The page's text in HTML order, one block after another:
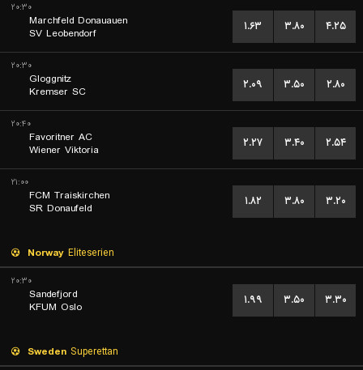
۲۰:۳۰
Marchfeld Donauauen
SV Leobendorf
۱.۶۳ ۳.۸۰ ۴.۲۵
۲۰:۳۰
Gloggnitz
Kremser SC
۲.۰۹ ۳.۵۰ ۲.۸۰
۲۰:۴۰
Favoritner AC
Wiener Viktoria
۲.۲۷ ۳.۴۰ ۲.۵۴
۲۱:۰۰
FCM Traiskirchen
SR Donaufeld
۱.۸۲ ۳.۸۰ ۳.۲۰
Norway Eliteserien
۲۰:۳۰
Sandefjord
KFUM Oslo
۱.۹۹ ۳.۵۰ ۳.۳۰
Sweden Superettan